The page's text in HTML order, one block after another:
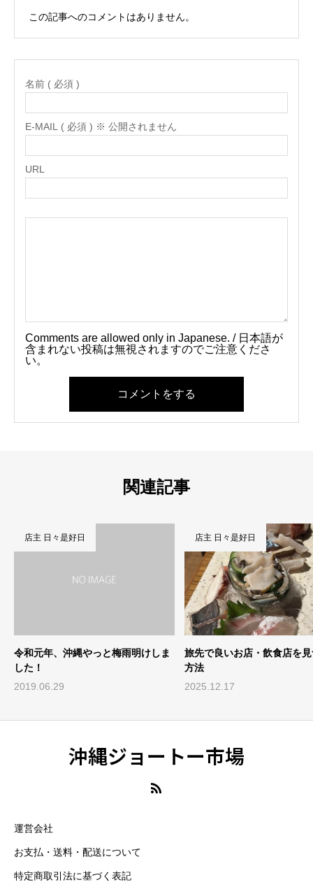
この記事へのコメントはありません。
名前 ( 必須 )
E-MAIL ( 必須 ) ※ 公開されません
URL
Comments are allowed only in Japanese. / 日本語が
含まれない投稿は無視されますのでご注意くださ
い。
コメントをする
関連記事
梅雨明けしま
旅先で良いお店・飲食店を見つける
小浜島の風を
お知らせ
沖縄ジョートー市場
運営会社
お支払・送料・配送について
特定商取引法に基づく表記